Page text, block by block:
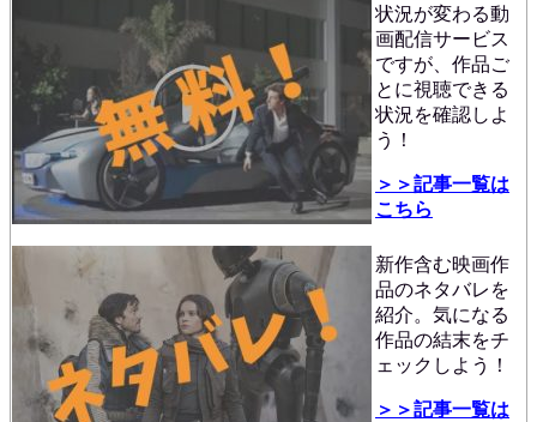
状況が変わる動
画配信サービス
ですが、作品ご
とに視聴できる
状況を確認しよ
う！
＞＞記事一覧は
こちら
新作含む映画作
品のネタバレを
紹介。気になる
作品の結末をチ
ェックしよう！
＞＞記事一覧は